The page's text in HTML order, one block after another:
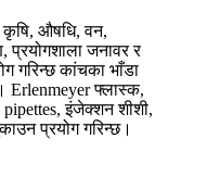
कृषि, औषधि, वन,
प्रयोगशाला जनावर र
गरिन्छ कांचका भाँडा
Erlenmeyer फ्लास्क,
इंजेक्शन शीशी,
प्रयोग गरिन्छ।